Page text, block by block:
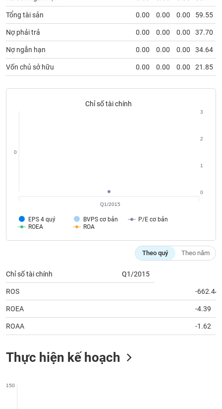
Tổng tài sản 0.00 0.00 0.00 59.55
Nợ phải trả 0.00 0.00 0.00 37.70
Nợ ngắn hạn 0.00 0.00 0.00 34.64
Vốn chủ sở hữu 0.00 0.00 0.00 21.85
Chỉ số tài chính
EPS 4 quý BVPS cơ bản
P/E cơ bản
ROEA
ROA
0
0
1
2
3
Q1/2015
Theo quý Theo năm
Chỉ số tài chính Q1/2015
ROS -662.44
ROEA -4.39
ROAA -1.62
Thực hiện kế hoạch
150
phân
tích
(-)
Thuật
ngữ
(-)
tạo
chính
Công
cụ
đầu
tư
thông